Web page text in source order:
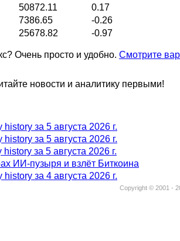
50872.11
0.17
7386.65
-0.26
25678.82 -0.97
Очень просто и удобно. Смотрите
новости и аналитику первыми!
за 5 августа 2026 г.
за 5 августа 2026 г.
за 5 августа 2026 г.
ИИ-пузыря и взлёт Биткоина
за 4 августа 2026 г.
Copyright © 2001 -